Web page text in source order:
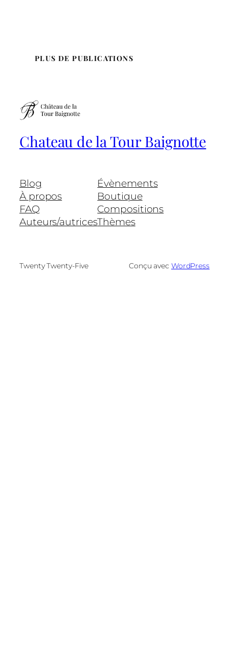
PLUS DE PUBLICATIONS
Chateau de la Tour Baignotte
Blog
À propos
FAQ
Auteurs/autrices
Évènements
Boutique
Compositions
Thèmes
Twenty Twenty-Five Conçu avec WordPress